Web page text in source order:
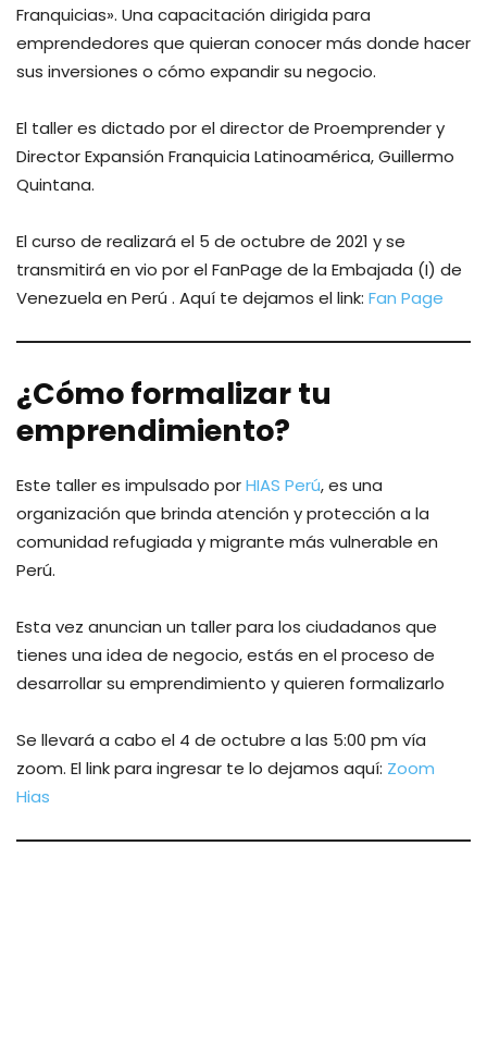
Franquicias». Una capacitación dirigida para
emprendedores que quieran conocer más donde hacer
sus inversiones o cómo expandir su negocio.
El taller es dictado por el director de Proemprender y
Director Expansión Franquicia Latinoamérica, Guillermo
Quintana.
El curso de realizará el 5 de octubre de 2021 y se
transmitirá en vio por el FanPage de la Embajada (I) de
Venezuela en Perú . Aquí te dejamos el link: Fan Page
¿Cómo formalizar tu
emprendimiento?
Este taller es impulsado porHIAS Perú, es una
organización que brinda atención y protección a la
comunidad refugiada y migrante más vulnerable en
Perú.
Esta vez anuncian un taller para los ciudadanos que
tienes una idea de negocio, estás en el proceso de
desarrollar su emprendimiento y quieren formalizarlo
Se llevará a cabo el 4 de octubre a las 5:00 pm vía
zoom. El link para ingresar te lo dejamos aquí: Zoom
Hias